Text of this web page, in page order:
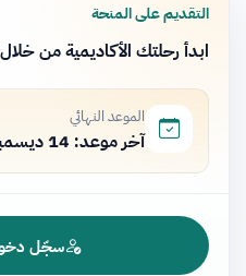
التقديم على المنحة
ابدأ رحلتك الأكاديمية من
الموعد النهائي
آخر موعد: 14 ديسمبر من كل عام
سجّل